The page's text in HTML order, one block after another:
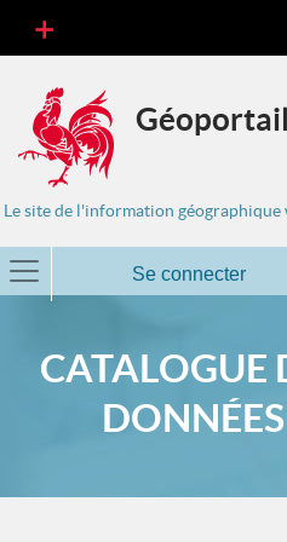
Le site de l'information géographique
Se connecter
CATALOGUE
DONNÉES